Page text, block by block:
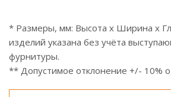
* Размеры, мм: Высота x Ширина x
изделий указана без учёта
фурнитуры.
** Допустимое отклонение +/- 10%